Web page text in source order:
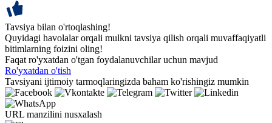
Tavsiya bilan o'rtoqlashing!
Quyidagi havolalar orqali mulkni tavsiya qilish orqali muvaffaqiyatli
bitimlarning foizini oling!
Faqat ro'yxatdan o'tgan foydalanuvchilar uchun mavjud
Ro'yxatdan o'tish
Tavsiyani ijtimoiy tarmoqlaringizda baham ko'rishingiz mumkin
URL manzilini nusxalash